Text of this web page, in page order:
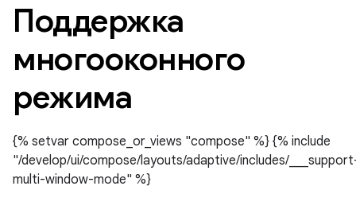
Поддержка
многооконного
режима
{% setvar compose_or_views "compose" %} {% include
"/develop/ui/compose/layouts/adaptive/includes/
multi-window-mode" %}